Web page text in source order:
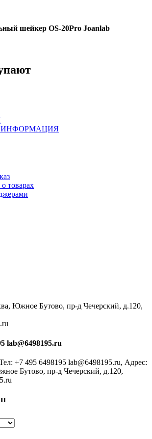
шейкер OS-20Pro Joanlab
ИНФОРМАЦИЯ
товарах
Южное Бутово, пр-д Чечерский, д.120,
lab@6498195.ru
+7 495 6498195 lab@6498195.ru, Адрес:
Бутово, пр-д Чечерский, д.120,